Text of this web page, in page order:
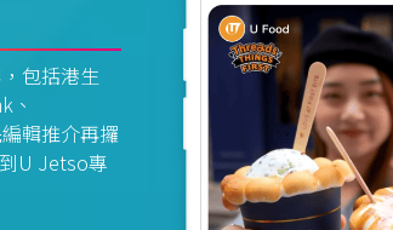
包括港生
、
輯推介再攞
U Jetso專